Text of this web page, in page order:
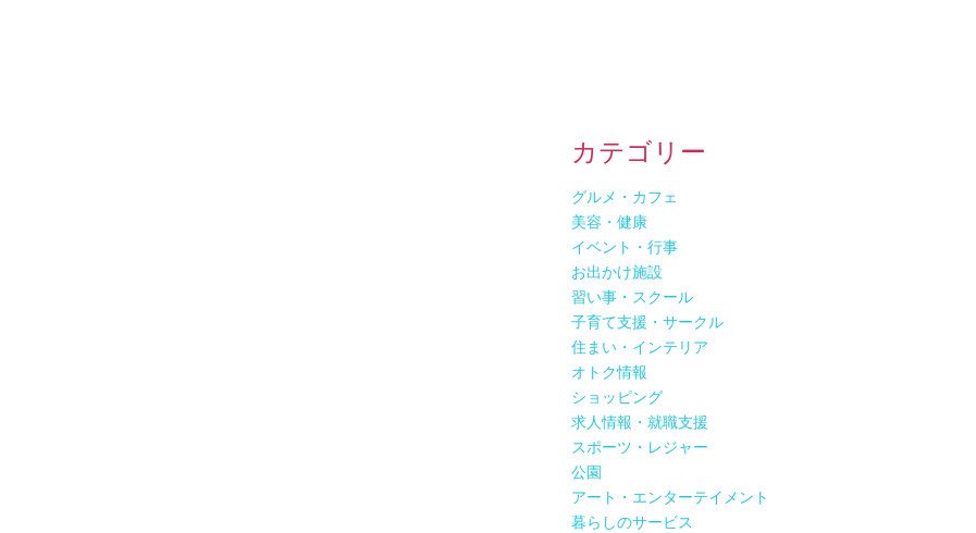
カテゴリー
グルメ・カフェ
美容・健康
イベント・行事
お出かけ施設
習い事・スクール
子育て支援・サークル
住まい・インテリア
オトク情報
ショッピング
求人情報・就職支援
スポーツ・レジャー
公園
アート・エンターテイメント
暮らしのサービス